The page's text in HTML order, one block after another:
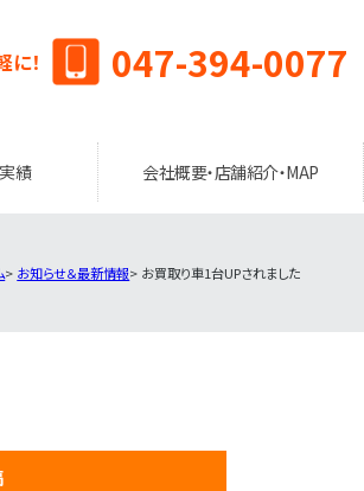
！ 047-394-0077
績 会社概要・店舗紹介・MAP
お知らせ＆最新情報 お買取り車1台UPされました